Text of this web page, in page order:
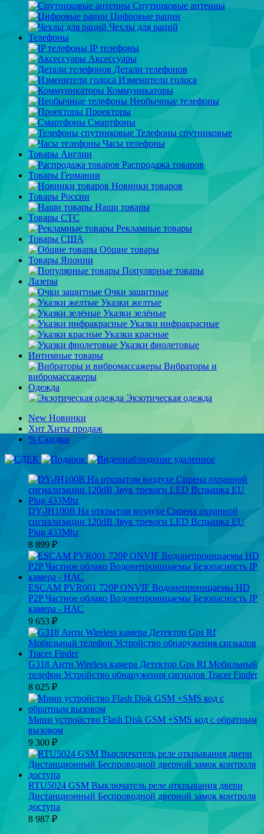
Спутниковые антенны
Цифровые рации
Чехлы для раций
Телефоны
IP телефоны
Аксессуары
Детали телефонов
Изменители голоса
Коммуникаторы
Необычные телефоны
Проекторы
Смартфоны
Телефоны спутниковые
Часы телефоны
Товары Англии
Распродажа товаров
Товары Германии
Новинки товаров
Товары России
Наши товары
Товары СТС
Рекламные товары
Товары США
Общие товары
Товары Японии
Популярные товары
Лазеры
Очки защитные
Указки желтые
Указки зелёные
Указки инфракрасные
Указки красные
Указки фиолетовые
Интимные товары
Вибраторы и
вибромассажеры
Одежда
Экзотическая одежда
New Новинки
Хит Хиты продаж
% Скидки
DY-JH100B На открытом воздухе Сирена охранной
сигнализации 120dB Звук тревоги LED Вспышка EU
Plug 433Mhz
8 899 ₽
ESCAM PVR001 720P ONVIF Водонепроницаемы HD
P2P Частное облако Водонепроницаемы Безопасность IP
камера - НАС
9 653 ₽
G318 Анти Wireless камера Детектор Gps Rf Мобильный
телефон Устройство обнаружения сигналов Tracer Finder
8 025 ₽
Мини устройство Flash Disk GSM +SMS код с обратным
вызовом
9 300 ₽
RTU5024 GSM Выключатель реле открывания двери
Дистанционный Беспроводной дверной замок контроля
доступа
8 987 ₽